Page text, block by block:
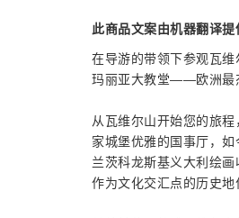
此商品文案由机器翻译
在导游的带领下参观瓦
玛丽亚大教堂——欧洲最
从瓦维尔山开始您的旅
家城堡优雅的国事厅，
兰茨科龙斯基义大利绘
作为文化交汇点的历史地